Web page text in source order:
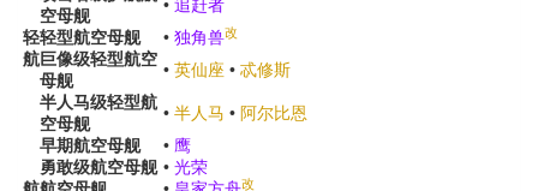
轻
航
空母舰
• 追赶者
轻型航空母舰
• 独角兽改
巨像级轻型航空
母舰
• 英仙座 • 忒修斯
半人马级轻型航
空母舰
• 半人马 • 阿尔比恩
早期航空母舰 • 鹰
勇敢级航空母舰 • 光荣
改